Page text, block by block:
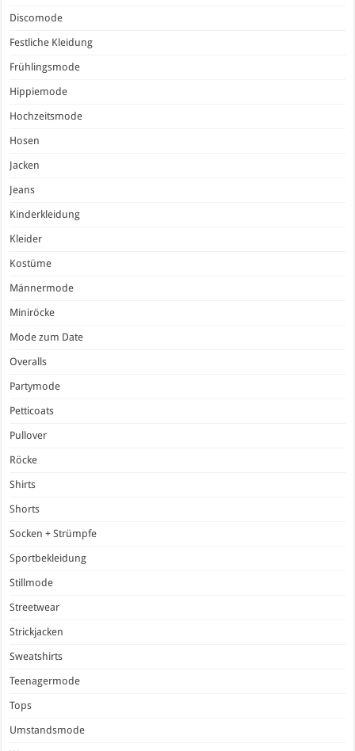
Discomode
Festliche Kleidung
Frühlingsmode
Hippiemode
Hochzeitsmode
Hosen
Jacken
Jeans
Kinderkleidung
Kleider
Kostüme
Männermode
Miniröcke
Mode zum Date
Overalls
Partymode
Petticoats
Pullover
Röcke
Shirts
Shorts
Socken + Strümpfe
Sportbekleidung
Stillmode
Streetwear
Strickjacken
Sweatshirts
Teenagermode
Tops
Umstandsmode